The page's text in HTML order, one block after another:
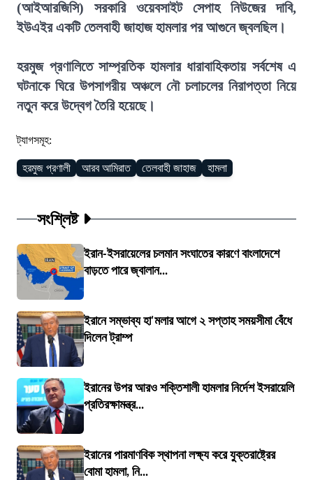
(আইআরজিসি) সরকারি ওয়েবসাইট সেপাহ নিউজের দাবি,
ইউএইর একটি তেলবাহী জাহাজ হামলার পর আগুনে জ্বলছিল।
হরমুজ প্রণালিতে সাম্প্রতিক হামলার ধারাবাহিকতায় সর্বশেষ এ
ঘটনাকে ঘিরে উপসাগরীয় অঞ্চলে নৌ চলাচলের নিরাপত্তা নিয়ে
নতুন করে উদ্বেগ তৈরি হয়েছে।
ট্যাগসমূহ:
হরমুজ প্রণালী আরব আমিরাত তেলবাহী জাহাজ হামলা
সংশ্লিষ্ট
ইরান-ইসরায়েলের চলমান সংঘাতের কারণে বাংলাদেশে
বাড়তে পারে জ্বালান...
ইরানে সম্ভাব্য হা'মলার আগে ২ সপ্তাহ সময়সীমা বেঁধে
দিলেন ট্রাম্প
ইরানের উপর আরও শক্তিশালী হামলার নির্দেশ ইসরায়েলি
প্রতিরক্ষামন্ত্র...
ইরানের পারমাণবিক স্থাপনা লক্ষ্য করে যুক্তরাষ্ট্রের
বোমা হামলা, নি...